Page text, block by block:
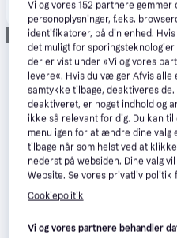
Durable FB Brochureholder |
Annonce
Vi og vores152 partnere gemmer
personoplysninger, f.eks.
identifikatorer, på din enhed.
det muligt for
der er vist under »Vi og vores
levere«. Hvis du vælger Afvis
samtykke tilbage, deaktiveres
deaktiveret, er noget indhold og
ikke så relevant for dig. Du kan
menu igen for at ændre dine
tilbage når som helst ved at
nederst på websiden. Dine valg
Website. Se vores privatliv politik
Cookiepolitik
Vi og vores partnere behandler